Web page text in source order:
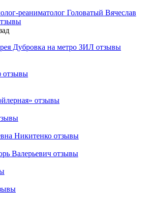
реаниматолог Головатый Вячеслав
Дубровка на метро ЗИЛ отзывы
отзывы
Никитенко отзывы
Валерьевич отзывы